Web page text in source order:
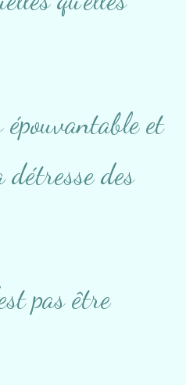
épouvantable et
des
pas être